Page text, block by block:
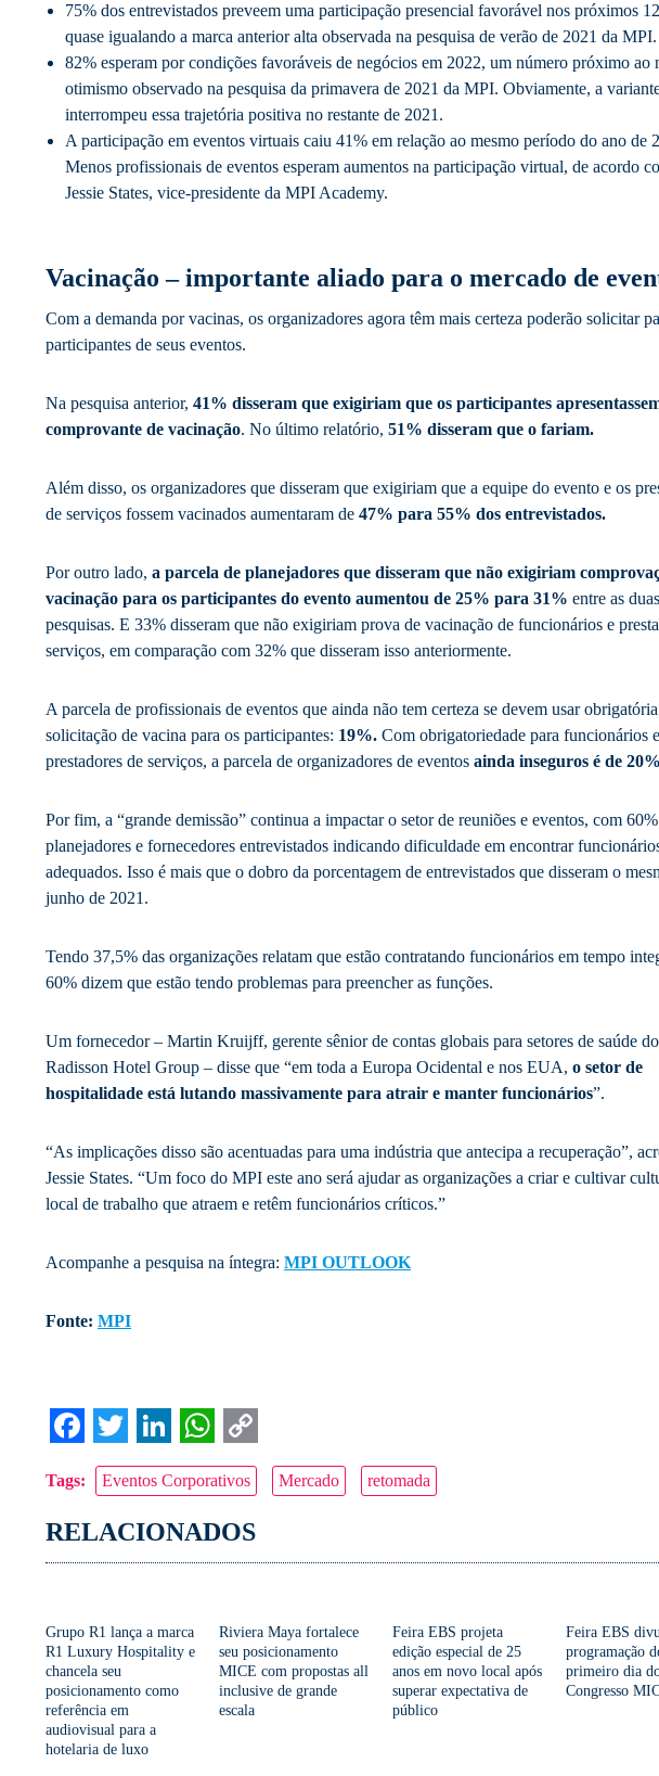
75% dos entrevistados preveem uma participação presencial favorável nos próximos
quase igualando a marca anterior alta observada na pesquisa de verão de 2021 da MPI.
82% esperam por condições favoráveis de negócios em 2022, um número próximo ao
otimismo observado na pesquisa da primavera de 2021 da MPI. Obviamente, a
interrompeu essa trajetória positiva no restante de 2021.
A participação em eventos virtuais caiu 41% em relação ao mesmo período do ano de
Menos profissionais de eventos esperam aumentos na participação virtual, de acordo
Jessie States, vice-presidente da MPI Academy.
Vacinação – importante aliado para o mercado de
Com a demanda por vacinas, os organizadores agora têm mais certeza poderão solicitar
participantes de seus eventos.
Na pesquisa anterior, 41% disseram que exigiriam que os participantes
comprovante de vacinação. No último relatório, 51% disseram que o fariam.
Além disso, os organizadores que disseram que exigiriam que a equipe do evento e os
de serviços fossem vacinados aumentaram de 47% para 55% dos entrevistados.
Por outro lado, a parcela de planejadores que disseram que não exigiriam
vacinação para os participantes do evento aumentou de 25% para 31% entre as duas
pesquisas. E 33% disseram que não exigiriam prova de vacinação de funcionários e
serviços, em comparação com 32% que disseram isso anteriormente.
A parcela de profissionais de eventos que ainda não tem certeza se devem usar
solicitação de vacina para os participantes: 19%. Com obrigatoriedade para funcionários e
prestadores de serviços, a parcela de organizadores de eventos ainda inseguros é de
Por fim, a “grande demissão” continua a impactar o setor de reuniões e eventos, com
planejadores e fornecedores entrevistados indicando dificuldade em encontrar
adequados. Isso é mais que o dobro da porcentagem de entrevistados que disseram o
junho de 2021.
Tendo 37,5% das organizações relatam que estão contratando funcionários em tempo
60% dizem que estão tendo problemas para preencher as funções.
Um fornecedor – Martin Kruijff, gerente sênior de contas globais para setores de saúde do
Radisson Hotel Group – disse que “em toda a Europa Ocidental e nos EUA, o setor de
hospitalidade está lutando massivamente para atrair e manter funcionários”.
“As implicações disso são acentuadas para uma indústria que antecipa a recuperação”,
Jessie States. “Um foco do MPI este ano será ajudar as organizações a criar e cultivar
local de trabalho que atraem e retêm funcionários críticos.”
Acompanhe a pesquisa na íntegra: MPI OUTLOOK
Fonte: MPI
Facebook
Twitter
LinkedIn
WhatsApp
Copy
Link
Tags: Eventos Corporativos Mercado retomada
RELACIONADOS
Grupo R1 lança a marca
R1 Luxury Hospitality e
chancela seu
posicionamento como
referência em
audiovisual para a
hotelaria de luxo
Riviera Maya fortalece
seu posicionamento
MICE com propostas all
inclusive de grande
escala
Feira EBS projeta
edição especial de 25
anos em novo local após
superar expectativa de
público
Feira EBS
programação
primeiro dia
Congresso